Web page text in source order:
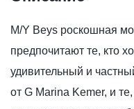
M/Y Beys роскошная
предпочитают те, кто
удивительный и
от G Marina Kemer, и